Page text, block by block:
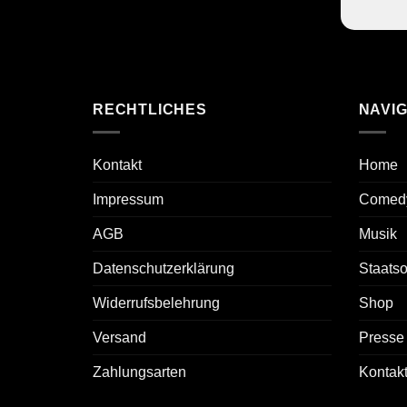
RECHTLICHES
Kontakt
Impressum
AGB
Datenschutzerklärung
Widerrufsbelehrung
Versand
Zahlungsarten
Home
Musik
Shop
Presse
Kontakt